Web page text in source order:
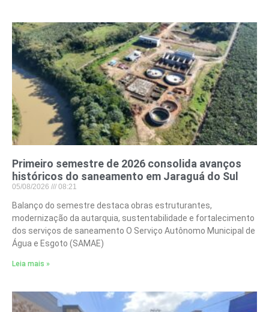
Primeiro semestre de 2026 consolida avanços
históricos do saneamento em Jaraguá do Sul
05/08/2026 08:21
Balanço do semestre destaca obras estruturantes,
modernização da autarquia, sustentabilidade e fortalecimento
dos serviços de saneamento O Serviço Autônomo Municipal de
Água e Esgoto (SAMAE)
Leia mais »